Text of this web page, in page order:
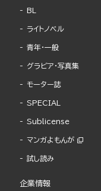
BL
ライトノベル
青年・一般
グラビア・写真集
モーター誌
SPECIAL
Sublicense
マンガよもんが
試し読み
企業情報